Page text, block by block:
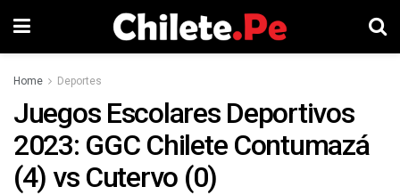
Home Deportes
Juegos Escolares Deportivos
2023: GGC Chilete Contumazá
(4) vs Cutervo (0)